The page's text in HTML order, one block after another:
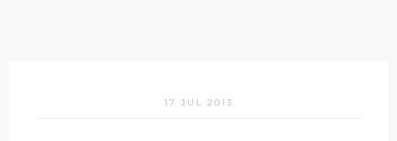
17 JUL 2013